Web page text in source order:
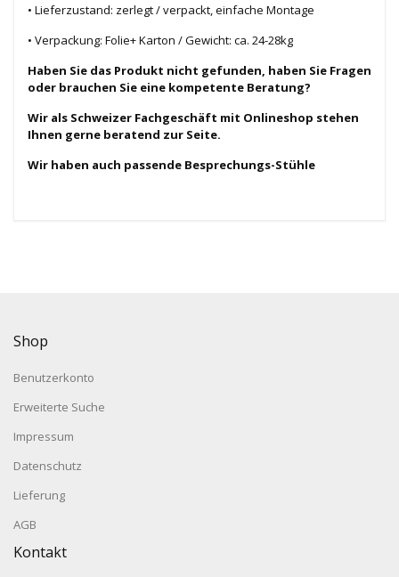
• Lieferzustand: zerlegt / verpackt, einfache Montage
• Verpackung: Folie+ Karton /Gewicht: ca. 24-28kg
Haben Sie das Produkt nicht gefunden, haben Sie Fragen
oder brauchen Sie eine kompetente Beratung?
Wir als Schweizer Fachgeschäft mit Onlineshop stehen
Ihnen gerne beratend zur Seite.
Wir haben auch passende Besprechungs-Stühle
Shop
Benutzerkonto
Erweiterte Suche
Impressum
Datenschutz
Lieferung
AGB
Kontakt